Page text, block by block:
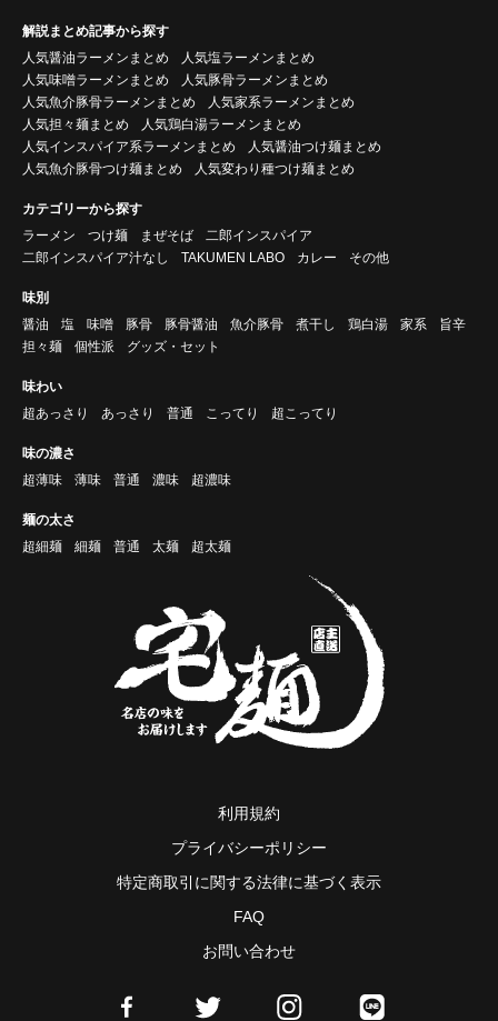
解説まとめ記事から探す
人気醤油ラーメンまとめ
人気塩ラーメンまとめ
人気味噌ラーメンまとめ
人気豚骨ラーメンまとめ
人気魚介豚骨ラーメンまとめ
人気家系ラーメンまとめ
人気担々麺まとめ
人気鶏白湯ラーメンまとめ
人気インスパイア系ラーメンまとめ
人気醤油つけ麺まとめ
人気魚介豚骨つけ麺まとめ
人気変わり種つけ麺まとめ
カテゴリーから探す
ラーメン
つけ麺 まぜそば
二郎インスパイア
二郎インスパイア汁なし
TAKUMEN LABO カレー その他
味別
醤油
塩 味噌 豚骨 豚骨醤油 魚介豚骨 煮干し 鶏白湯 家系
旨辛
担々麺
個性派 グッズ・セット
味わい
超あっさり
あっさり 普通 こってり 超こってり
味の濃さ
超薄味
薄味 普通 濃味 超濃味
麺の太さ
超細麺
細麺 普通 太麺 超太麺
利用規約
プライバシーポリシー
特定商取引に関する法律に基づく表示
FAQ
お問い合わせ